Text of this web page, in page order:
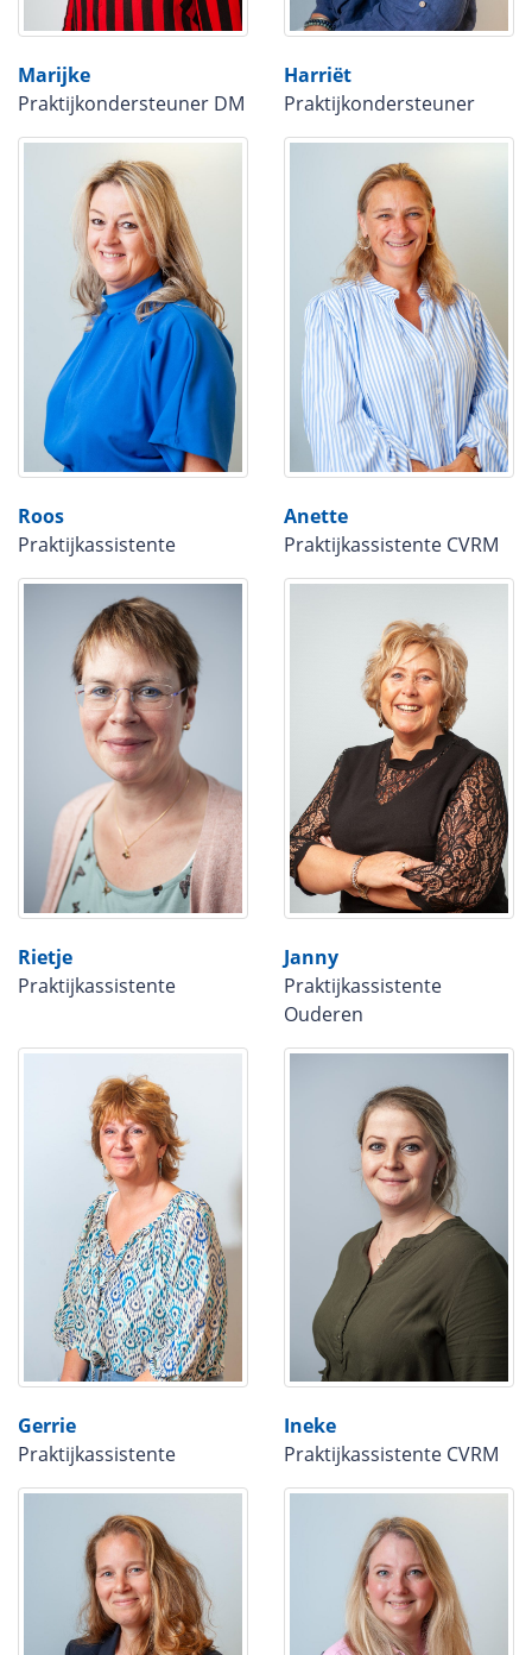
Marijke
Praktijkondersteuner DM
Harriët
Praktijkondersteuner
Roos
Praktijkassistente
Anette
Praktijkassistente CVRM
Rietje
Praktijkassistente
Janny
Praktijkassistente
Ouderen
Gerrie
Praktijkassistente
Ineke
Praktijkassistente CVRM